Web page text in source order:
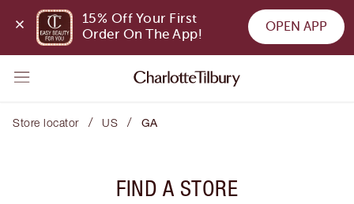
15% Off Your First
Order On The App!
OPEN APP
Store locator / US / GA
FIND A STORE